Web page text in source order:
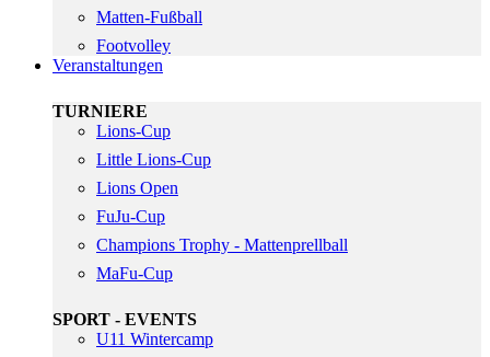
Matten-Fußball
Footvolley
Veranstaltungen
TURNIERE
Lions-Cup
Little Lions-Cup
Lions Open
FuJu-Cup
Champions Trophy - Mattenprellball
MaFu-Cup
SPORT - EVENTS
U11 Wintercamp